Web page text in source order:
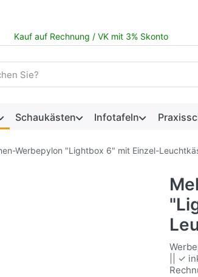
Kauf auf Rechnung / VK mit 3% Skonto
ein. Während Sie tippen,
Schaukästen Infotafeln
Werbepylon "Lightbox 6" mit Einzel-
|| ✓